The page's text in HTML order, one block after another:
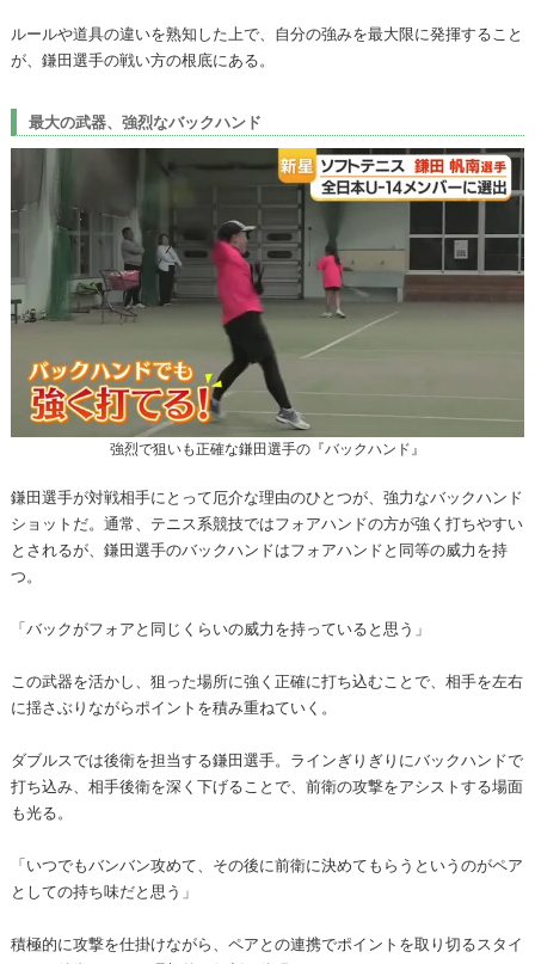
ルールや道具の違いを熟知した上で、自分の強みを最大限に発揮すること
が、鎌田選手の戦い方の根底にある。
最大の武器、強烈なバックハンド
強烈で狙いも正確な鎌田選手の『バックハンド』
鎌田選手が対戦相手にとって厄介な理由のひとつが、強力なバックハンド
ショットだ。通常、テニス系競技ではフォアハンドの方が強く打ちやすい
とされるが、鎌田選手のバックハンドはフォアハンドと同等の威力を持
つ。
「バックがフォアと同じくらいの威力を持っていると思う」
この武器を活かし、狙った場所に強く正確に打ち込むことで、相手を左右
に揺さぶりながらポイントを積み重ねていく。
ダブルスでは後衛を担当する鎌田選手。ラインぎりぎりにバックハンドで
打ち込み、相手後衛を深く下げることで、前衛の攻撃をアシストする場面
も光る。
「いつでもバンバン攻めて、その後に前衛に決めてもらうというのがペア
としての持ち味だと思う」
積極的に攻撃を仕掛けながら、ペアとの連携でポイントを取り切るスタイ